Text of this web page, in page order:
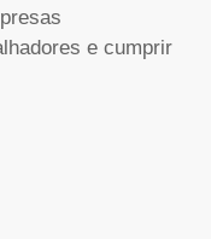
e cumprir